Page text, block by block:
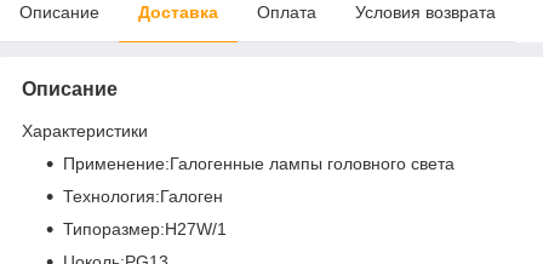
Описание Доставка Оплата Условия возврата
Описание
Характеристики
Применение:Галогенные лампы головного света
Технология:Галоген
Типоразмер:H27W/1